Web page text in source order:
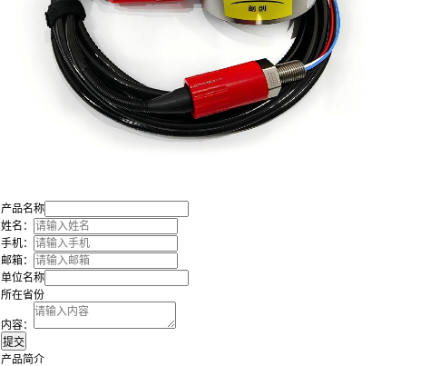
产品名称
姓名：
手机：
邮箱：
单位名称
所在省份
内容：
产品简介